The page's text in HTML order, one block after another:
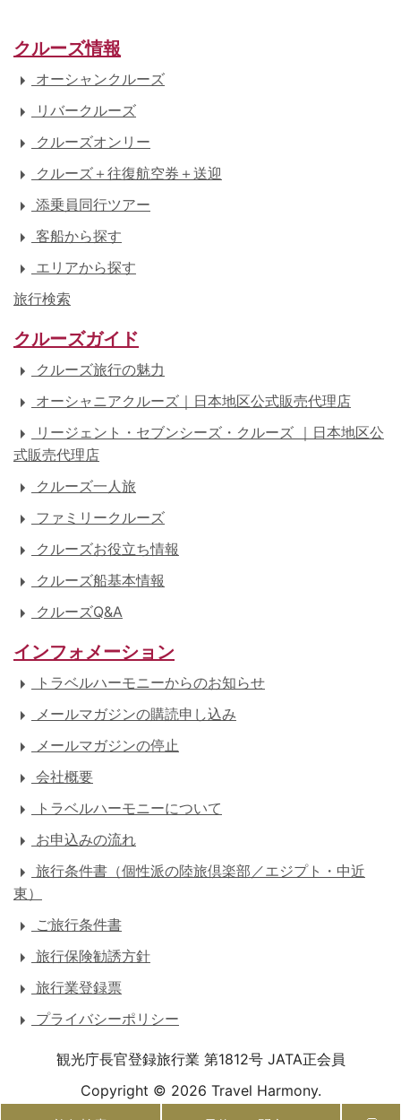
クルーズ情報
オーシャンクルーズ
リバークルーズ
クルーズオンリー
クルーズ＋往復航空券＋送迎
添乗員同行ツアー
客船から探す
エリアから探す
旅行検索
クルーズガイド
クルーズ旅行の魅力
オーシャニアクルーズ｜日本地区公式販売代理店
リージェント・セブンシーズ・クルーズ ｜日本地区公
式販売代理店
クルーズ一人旅
ファミリークルーズ
クルーズお役立ち情報
クルーズ船基本情報
クルーズQ&A
インフォメーション
トラベルハーモニーからのお知らせ
メールマガジンの購読申し込み
メールマガジンの停止
会社概要
トラベルハーモニーについて
お申込みの流れ
旅行条件書（個性派の陸旅倶楽部／エジプト・中近
東）
ご旅行条件書
旅行保険勧誘方針
旅行業登録票
プライバシーポリシー
観光庁長官登録旅行業 第1812号 JATA正会員
Copyright © 2026 Travel Harmony.